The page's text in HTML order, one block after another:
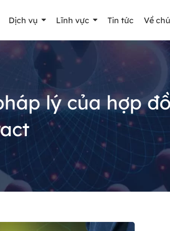
Dịch vụ Lĩnh vực Tin tức Về
lý của hợp